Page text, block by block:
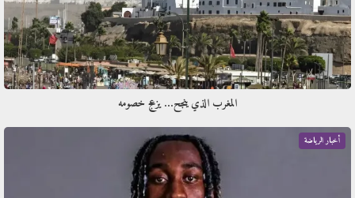
المغرب الذي ينجح… يزعج خصومه
أخبار الرياضة